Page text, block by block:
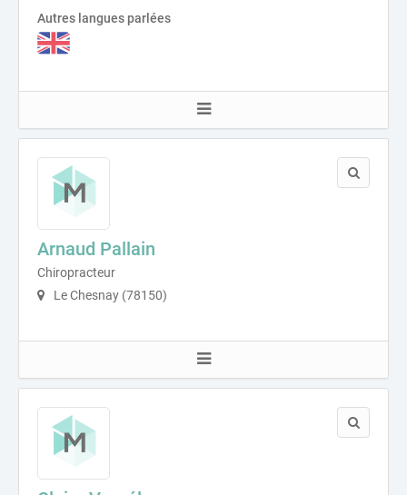
Autres langues parlées
Arnaud Pallain
Chiropracteur
Le Chesnay (78150)